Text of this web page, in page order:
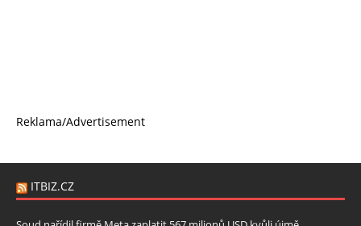
Reklama/Advertisement
ITBIZ.CZ